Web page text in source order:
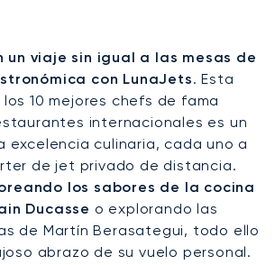
un viaje sin igual a las mesas de
con LunaJets. Esta
10 mejores chefs de fama
internacionales es un
excelencia culinaria, cada uno a
de jet privado de distancia.
los sabores de la cocina
Ducasse o explorando las
de Martín Berasategui, todo ello
abrazo de su vuelo personal.